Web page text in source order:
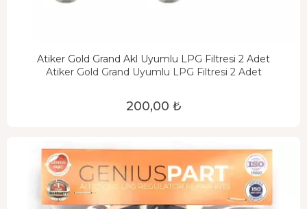
Atiker Gold Grand Akl Uyumlu LPG Filtresi 2 Adet
Atiker Gold Grand Uyumlu LPG Filtresi 2 Adet
200,00 ₺